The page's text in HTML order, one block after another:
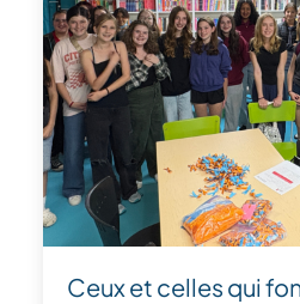
Ceux et celles qui